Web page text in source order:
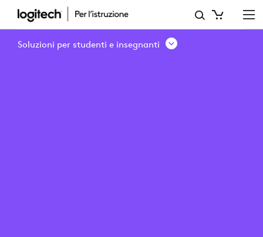
UNIVERSITÄET
BASEL
Soluzioni per studenti e insegnanti